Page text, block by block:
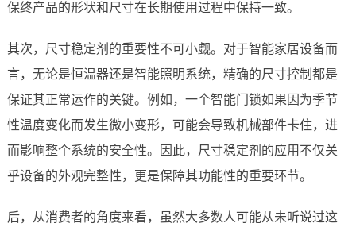
保终产品的形状和尺寸在长期使用过程中保持一致。
其次，尺寸稳定剂的重要性不可小觑。对于智能家居设备而
言，无论是恒温器还是智能照明系统，精确的尺寸控制都是
保证其正常运作的关键。例如，一个智能门锁如果因为季节
性温度变化而发生微小变形，可能会导致机械部件卡住，进
而影响整个系统的安全性。因此，尺寸稳定剂的应用不仅关
乎设备的外观完整性，更是保障其功能性的重要环节。
后，从消费者的角度来看，虽然大多数人可能从未听说过这